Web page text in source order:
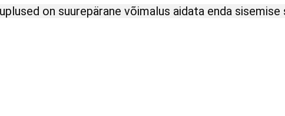
on suurepärane võimalus aidata enda